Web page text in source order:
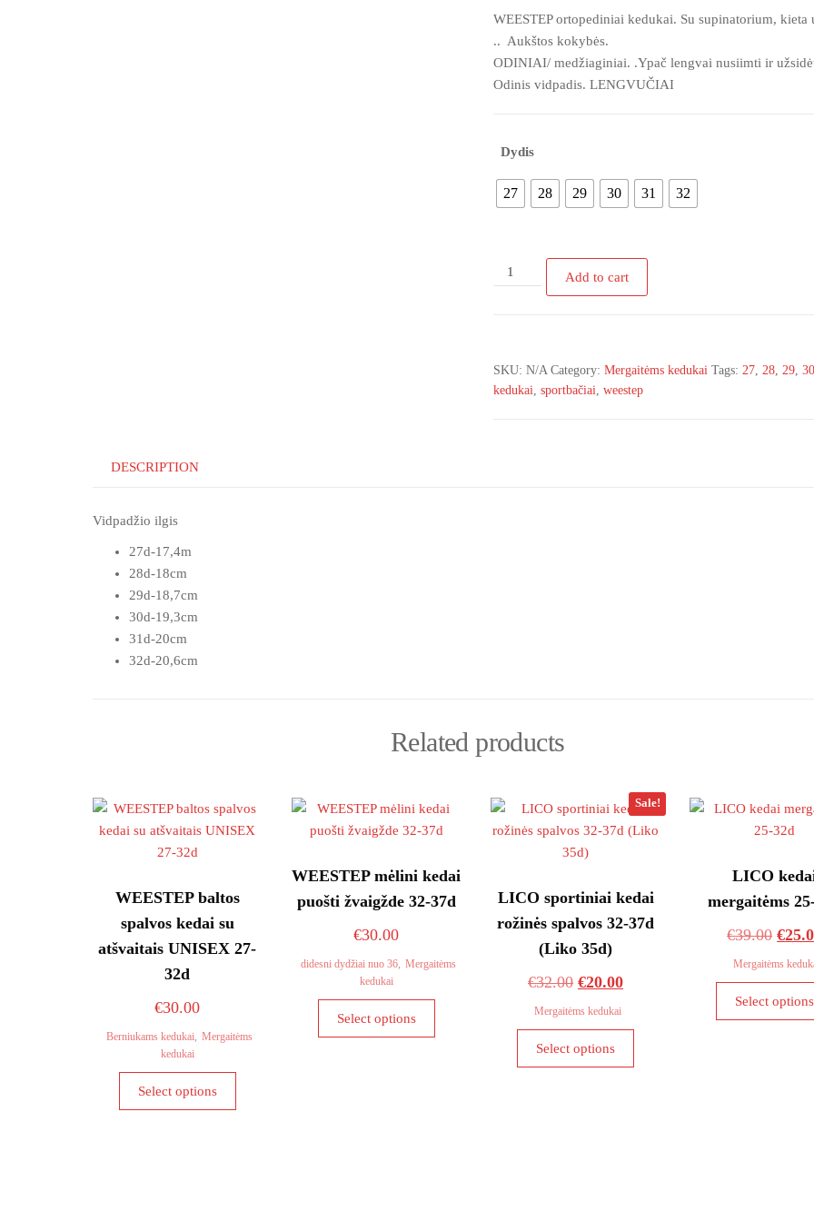
price
was:
€30.00.
price
is:
€27.00.
WEESTEP ortopediniai kedukai. Su supinatorium, kieta
.. Aukštos kokybės.
ODINIAI/ medžiaginiai. .Ypač lengvai nusiimti ir
Odinis vidpadis. LENGVUČIAI
Dydis
27 28 29 30 31 32
R529933881
WEESTEP
blizgiu
27-
Add to cart
SKU: N/A Category: Mergaitėms kedukai Tags: 27, 28, 29, 30
kedukai, sportbačiai, weestep
DESCRIPTION
Vidpadžio ilgis
27d-17,4m
28d-18cm
29d-18,7cm
30d-19,3cm
31d-20cm
32d-20,6cm
Related products
WEESTEP baltos
spalvos kedai su
atšvaitais UNISEX 27-
32d
€30.00
Berniukams kedukai, Mergaitėms
kedukai
Select options
This
WEESTEP mėlini kedai
puošti žvaigžde 32-37d
€30.00
didesni dydžiai nuo 36, Mergaitėms
kedukai
Select options
This
Sale!
LICO sportiniai kedai
rožinės spalvos 32-37d
(Liko 35d)
€32.00 Original
price
was:
€32.00.
€20.00Current
is:
Mergaitėms kedukai
Select options
LICO
mergaitėms
€39.00
price
was:
€
Mergaitėms
Select options